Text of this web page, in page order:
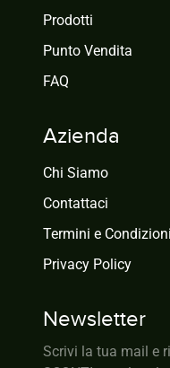
Prodotti
Punto Vendita
FAQ
Azienda
Chi Siamo
Contattaci
Termini e Condizioni
Privacy Policy
Newsletter
Scrivi la tua mail e